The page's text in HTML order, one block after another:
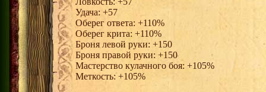
Удача: +57
Оберег ответа: +110%
Оберег крита: +110%
Броня левой руки: +150
Броня правой руки: +150
Мастерство кулачного боя: +105%
Меткость: +105%